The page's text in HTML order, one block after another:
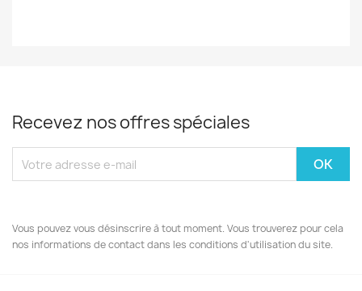
Recevez nos offres spéciales
Vous pouvez vous désinscrire à tout moment. Vous trouverez pour cela
nos informations de contact dans les conditions d'utilisation du site.